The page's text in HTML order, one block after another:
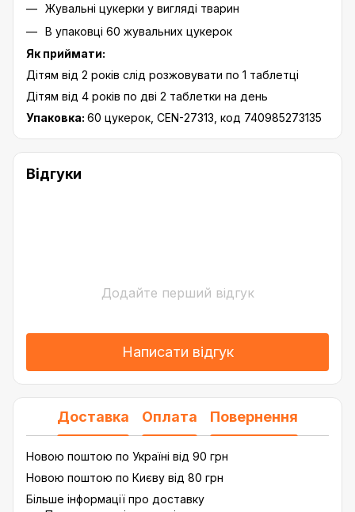
Жувальні цукерки у вигляді тварин
В упаковці 60 жувальних цукерок
Як приймати:
Дітям від 2 років слід розжовувати по 1 таблетці
Дітям від 4 років по дві 2 таблетки на день
Упаковка: 60 ​​цукерок, CEN-27313, код 740985273135
Відгуки
Додайте перший відгук
Написати відгук
Доставка Оплата Повернення
Новою поштою по Україні від 90 грн
Новою поштою по Києву від 80 грн
Більше інформації про доставку